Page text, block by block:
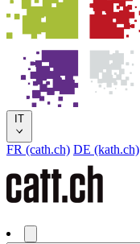
IT
FR (cath.ch) DE (kath.ch)